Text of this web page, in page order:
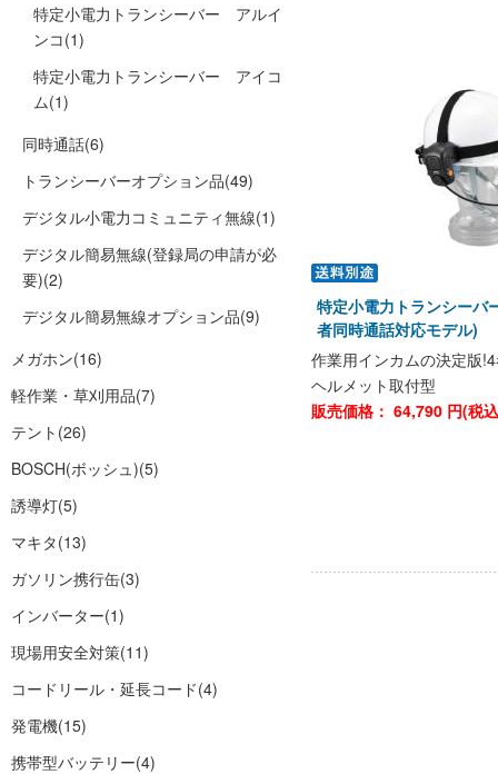
特定小電力トランシーバー アルイ
ンコ(1)
特定小電力トランシーバー アイコ
ム(1)
同時通話(6)
トランシーバーオプション品(49)
デジタル小電力コミュニティ無線(1)
デジタル簡易無線(登録局の申請が必
要)(2)
デジタル簡易無線オプション品(9)
メガホン(16)
軽作業・草刈用品(7)
テント (26)
BOSCH(ボッシュ)(5)
誘導灯(5)
マキタ(13)
ガソリン携行缶(3)
インバーター(1)
現場用安全対策(11)
コードリール・延長コード(4)
発電機(15)
携帯型バッテリー(4)
特定小電力トランシー
者同時通話対応モデル)
作業用インカムの決定版
ヘルメット取付型
販売価格： 64,790 円(税